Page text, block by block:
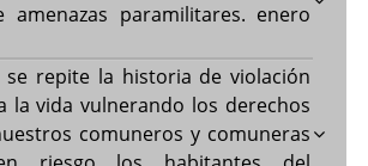
amenazas paramilitares. enero
se repite la historia de violación
la vida vulnerando los derechos
comuneros y comuneras